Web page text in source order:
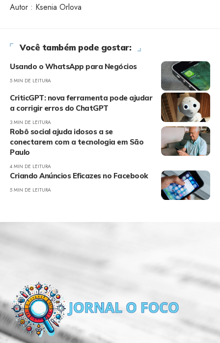
Autor : Ksenia Orlova
Você também pode gostar:
Usando o WhatsApp para Negócios
5 MIN DE LEITURA
CriticGPT: nova ferramenta pode ajudar
a corrigir erros do ChatGPT
3 MIN DE LEITURA
Robô social ajuda idosos a se
conectarem com a tecnologia em São
Paulo
4 MIN DE LEITURA
Criando Anúncios Eficazes no Facebook
5 MIN DE LEITURA